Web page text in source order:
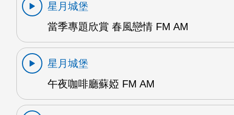
星月城堡
當季專題欣賞 春風戀情 FM AM
星月城堡
午夜咖啡廳蘇婭 FM AM